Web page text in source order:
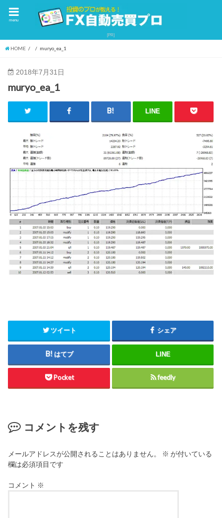
menu
HOME muryo_ea_1
2018年7月31日
muryo_ea_1
LINE
ツイート シェア
はてブ LINE
Pocket feedly
コメントを残す
メールアドレスが公開されることはありません。 ※ が付いている
欄は必須項目です
コメント ※